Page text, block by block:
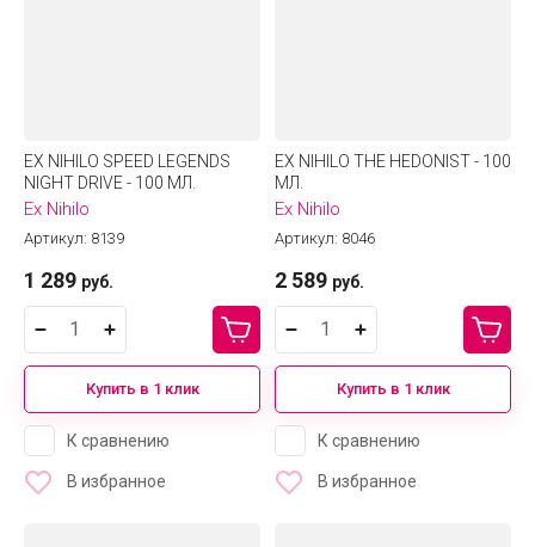
EX NIHILO SPEED LEGENDS
NIGHT DRIVE - 100 МЛ.
Ex Nihilo
Артикул: 8139
1 289 руб.
Купить в 1 клик
К сравнению
В избранное
EX NIHILO THE HEDONIST - 100
МЛ.
Ex Nihilo
Артикул: 8046
2 589 руб.
Купить в 1 клик
К сравнению
В избранное